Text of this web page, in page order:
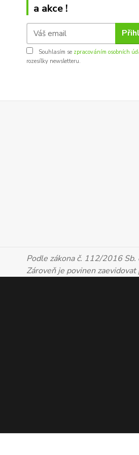
a akce !
Souhlasím se zpracováním osobních
rozesílky newsletteru.
Podle zákona č. 112/2016
Zároveň je povinen